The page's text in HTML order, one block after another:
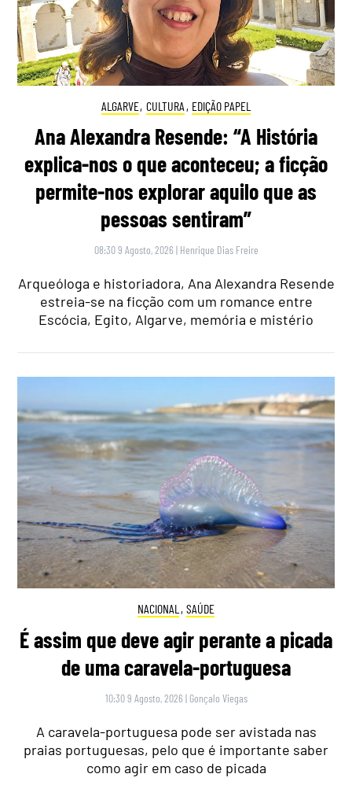
ALGARVE, CULTURA , EDIÇÃO PAPEL
Ana Alexandra Resende: “A História
explica-nos o que aconteceu; a ficção
permite-nos explorar aquilo que as
pessoas sentiram”
08:30 9 Agosto, 2026 | Henrique Dias Freire
Arqueóloga e historiadora, Ana Alexandra Resende
estreia-se na ficção com um romance entre
Escócia, Egito, Algarve, memória e mistério
NACIONAL , SAÚDE
É assim que deve agir perante a picada
de uma caravela-portuguesa
10:30 9 Agosto, 2026 | Gonçalo Viegas
A caravela-portuguesa pode ser avistada nas
praias portuguesas, pelo que é importante saber
como agir em caso de picada